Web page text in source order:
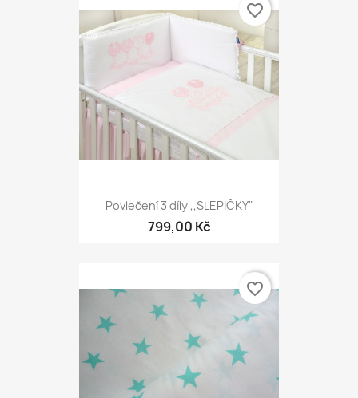
Povlečení 3 díly ,,SLEPIČKY"
799,00 Kč
favorite_border
favorite_border